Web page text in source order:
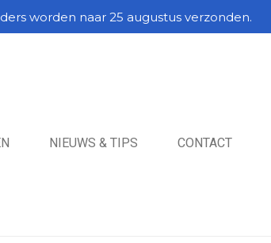
worden naar 25 augustus verzonden.
NIEUWS & TIPS CONTACT